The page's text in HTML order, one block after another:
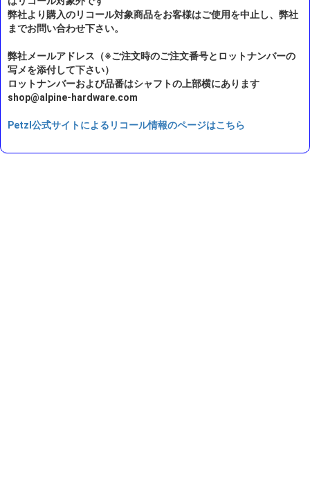
弊社より購入のリコール対象商品をお客様はご使用を中止し、弊社
までお問い合わせ下さい。
弊社メールアドレス（※ご注文時のご注文番号とロットナンバーの
写メを添付して下さい）
ロットナンバーおよび品番はシャフトの上部横にあります
shop@alpine-hardware.com
Petzl公式サイトによるリコール情報のページはこちら